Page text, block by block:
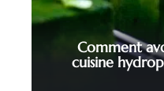
Comment
cuisine